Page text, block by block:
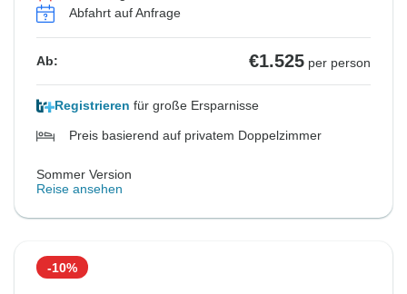
Abfahrt auf Anfrage
Ab: €1.525 per person
Registrieren für große Ersparnisse
Preis basierend auf privatem Doppelzimmer
Sommer Version
Reise ansehen
-10%